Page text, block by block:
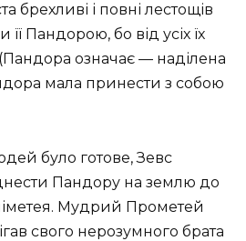
брехливі і повні лестощів
Пандорою, бо від усіх їх
означає — наділена
мала принести з собою
було готове, Зевс
Пандору на землю до
Мудрий Прометей
свого нерозумного брата